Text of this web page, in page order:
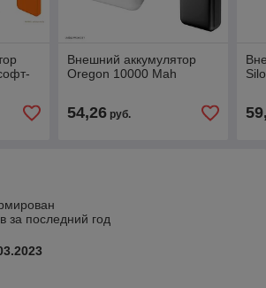
Внешний аккумулятор
Oregon 10000 Mah
54,26руб.
за последний год